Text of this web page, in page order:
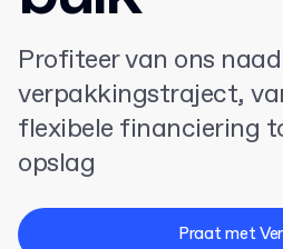
Profiteer van ons
verpakkingstraject,
flexibele financiering
opslag
Praat met